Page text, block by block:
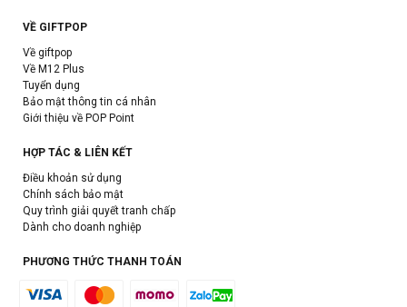
VỀ GIFTPOP
Về giftpop
Về M12 Plus
Tuyển dụng
Bảo mật thông tin cá nhân
Giới thiệu về POP Point
HỢP TÁC & LIÊN KẾT
Điều khoản sử dụng
Chính sách bảo mật
Quy trình giải quyết tranh chấp
Dành cho doanh nghiệp
PHƯƠNG THỨC THANH TOÁN